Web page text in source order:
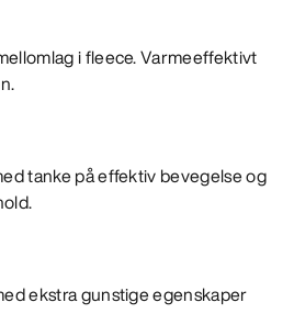
i fleece. Varmeeffektivt
tanke på effektiv bevegelse og
ekstra gunstige egenskaper